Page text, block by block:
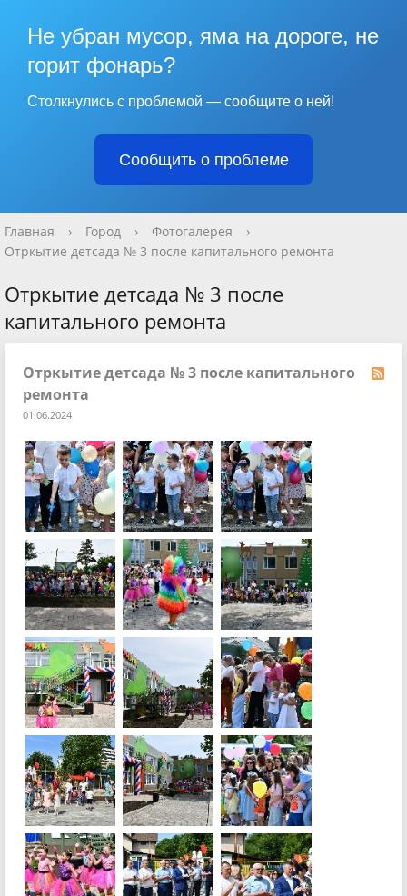
Не убран мусор, яма на дороге, не
горит фонарь?
Столкнулись с проблемой — сообщите о ней!
Сообщить о проблеме
Главная › Город › Фотогалерея
›
Отркытие детсада № 3 после капитального ремонта
Отркытие детсада № 3 после
капитального ремонта
Отркытие детсада № 3 после капитального
ремонта
01.06.2024